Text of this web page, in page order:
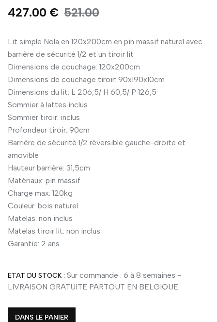
427.00 € 521.00
Lit simple Nola en 120x200cm en pin massif naturel avec
barrière de sécurité 1/2 et un tiroir lit
Dimensions de couchage: 120x200cm
Dimensions de couchage tiroir: 90x190x10cm
Dimensions du lit: L 206,5/ H 60,5/ P 126,5
Sommier à lattes inclus
Sommier tiroir: inclus
Profondeur tiroir: 90cm
Barrière de sécurité 1/2 réversible gauche-droite et
amovible
Hauteur barrière: 31,5cm
Matériaux: pin massif
Charge max: 120kg
Couleur: bois naturel
Matelas: non inclus
Matelas tiroir lit: non inclus
Garantie: 2 ans
ETAT DU STOCK : Sur commande : 6 à 8 semaines -
LIVRAISON GRATUITE PARTOUT EN BELGIQUE
DANS LE PANIER